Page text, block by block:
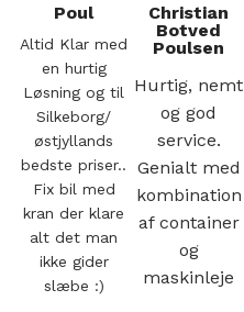
Poul
Altid Klar med
en hurtig
Løsning og til
Silkeborg/
østjyllands
bedste priser..
Fix bil med
kran der klare
alt det man
ikke gider
slæbe :)
Christian
Botved
Poulsen
Hurtig, nemt
og god
service.
Genialt med
kombination
af container
og
maskinleje